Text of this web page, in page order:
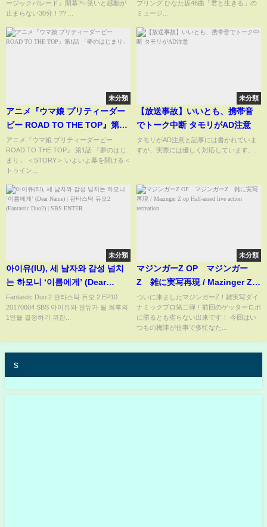
らない30分！??
ージックパレード』開幕?✨笑いと感動が
止まらない30分！?? ...
プリング ひなた坂46曲「君と生きる」の
ミュージ...
未分類
アニメ『ウマ娘 プリティーダー
ビー ROAD TO THE TOP』第1
話 「夢のはじまり」
アニメ『ウマ娘 プリティーダービー
ROAD TO THE TOP』 第1話 「夢のはじ
まり」 ＜STORY＞ いよいよ幕を開ける＜
トゥイン...
未分類
【放送事故】いいとも、携帯音
でトーク中断 タモリがAD注意
タモリがAD注意と記事には書かれていま
すが、実際には優しく対応しています。...
未分類
아이유(IU), 세 남자와 감성 넘치
는 하모니 ‘이름에게’ (Dear
Name) | 판타스틱 듀오2
(Fantastic Duo2) | SBS ENTER
Fantastic Duo 2 판타스틱 듀오 2 EP10
20170604 SBS 아이유와 판듀가 될 최후의
1인을 결정하기 위한...
未分類
マジンガーZ OP マジンガー
Z 雑に実写再現 / Mazinger Z
op Half-assed live action
recreation
ついに来ましたマジンガーZ！雑実写ダイ
ナミックプロ第二弾！前回のゲッターロボ
に勝るとも劣らない出来です！ 今回はい
つもの梅津が仕事で多忙なた...
s